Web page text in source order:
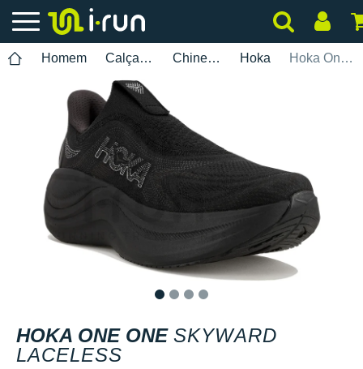
Homem Calçados Chinelos e sandálias Hoka Hoka One One Skyward Laceless
HOKA ONE ONE SKYWARD
LACELESS